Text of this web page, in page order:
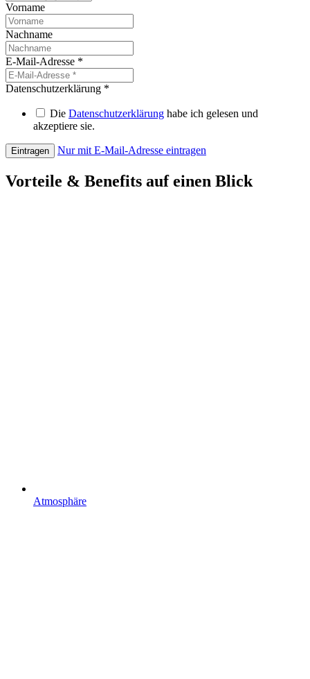
Vorname
Nachname
E-Mail-Adresse *
Datenschutzerklärung *
Die Datenschutzerklärung habe ich gelesen und
akzeptiere sie.
Eintragen Nur mit E-Mail-Adresse eintragen
Vorteile & Benefits auf einen Blick
Atmosphäre